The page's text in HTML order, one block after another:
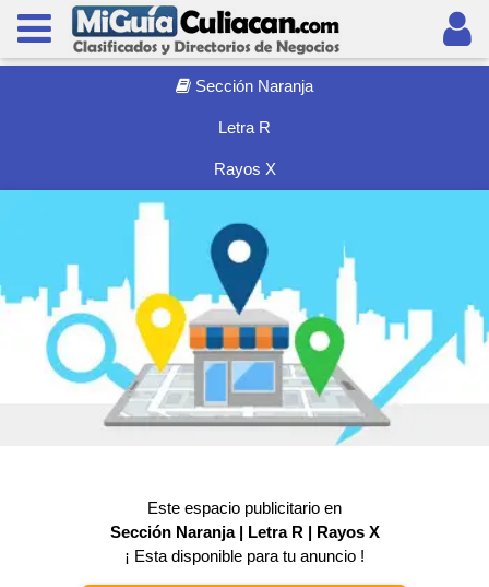
Sección Naranja
Letra R
Rayos X
Este espacio publicitario en
Sección Naranja | Letra R | Rayos X
¡ Esta disponible para tu anuncio !